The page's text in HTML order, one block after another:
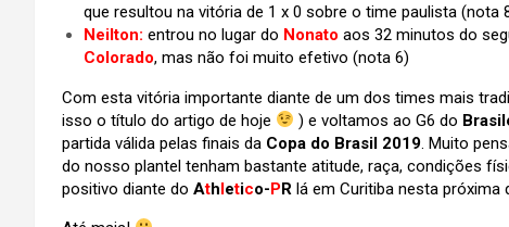
que resultou na vitória de 1 x 0 sobre o time paulista (nota
Neilton: entrou no lugar do Nonato aos 32 minutos do
Colorado, mas não foi muito efetivo (nota 6)
Com esta vitória importante diante de um dos times mais
isso o título do artigo de hoje
) e voltamos ao G6 do
partida válida pelas finais da Copa do Brasil 2019 . Muito
do nosso plantel tenham bastante atitude, raça, condições
positivo diante do Athletico-PR lá em Curitiba nesta próxima